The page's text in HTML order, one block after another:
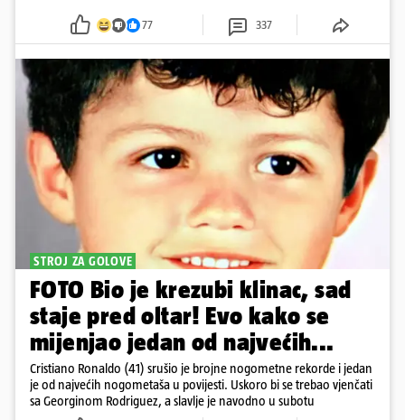
77 337
STROJ ZA GOLOVE
FOTO Bio je krezubi klinac, sad
staje pred oltar! Evo kako se
mijenjao jedan od najvećih...
Cristiano Ronaldo (41) srušio je brojne nogometne rekorde i jedan
je od najvećih nogometaša u povijesti. Uskoro bi se trebao vjenčati
sa Georginom Rodriguez, a slavlje je navodno u subotu